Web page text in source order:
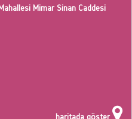
Mimar Sinan Caddesi
haritada göster